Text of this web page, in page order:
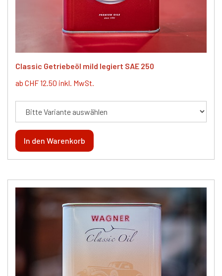
Classic Getriebeöl mild legiert SAE 250
ab CHF 12.50 inkl. MwSt.